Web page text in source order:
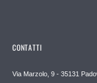
CONTATTI
Via Marzolo, 9 - 35131